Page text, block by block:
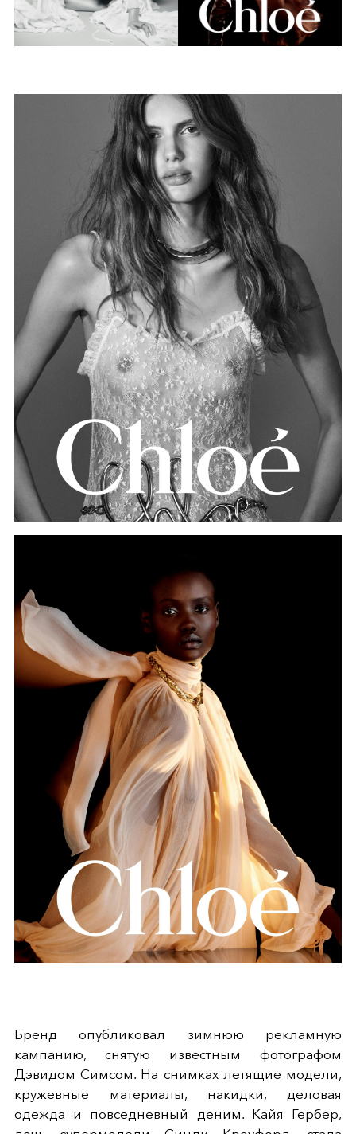
Бренд опубликовал зимнюю рекламную
кампанию, снятую известным фотографом
Дэвидом Симсом. На снимках летящие модели,
кружевные материалы, накидки,
деловая
одежда и повседневный деним. Кайя Гербер,